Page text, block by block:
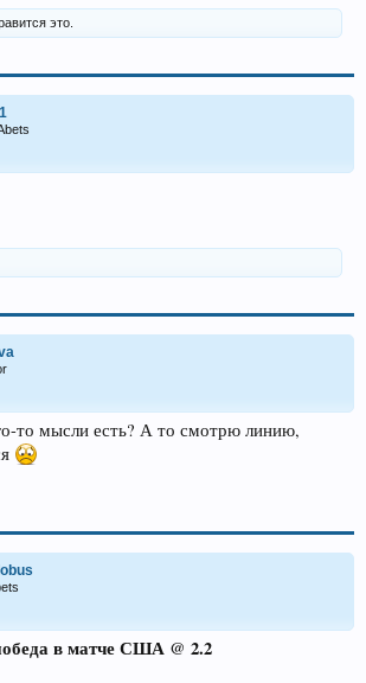
это.
то мысли есть? А то смотрю линию,
в матче США @ 2.2